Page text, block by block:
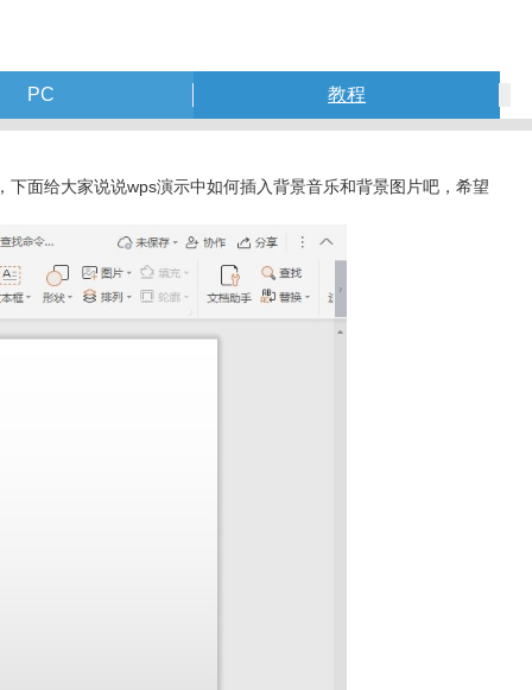
PC 教程
面给大家说说wps演示中如何插入背景音乐和背景图片吧，希望